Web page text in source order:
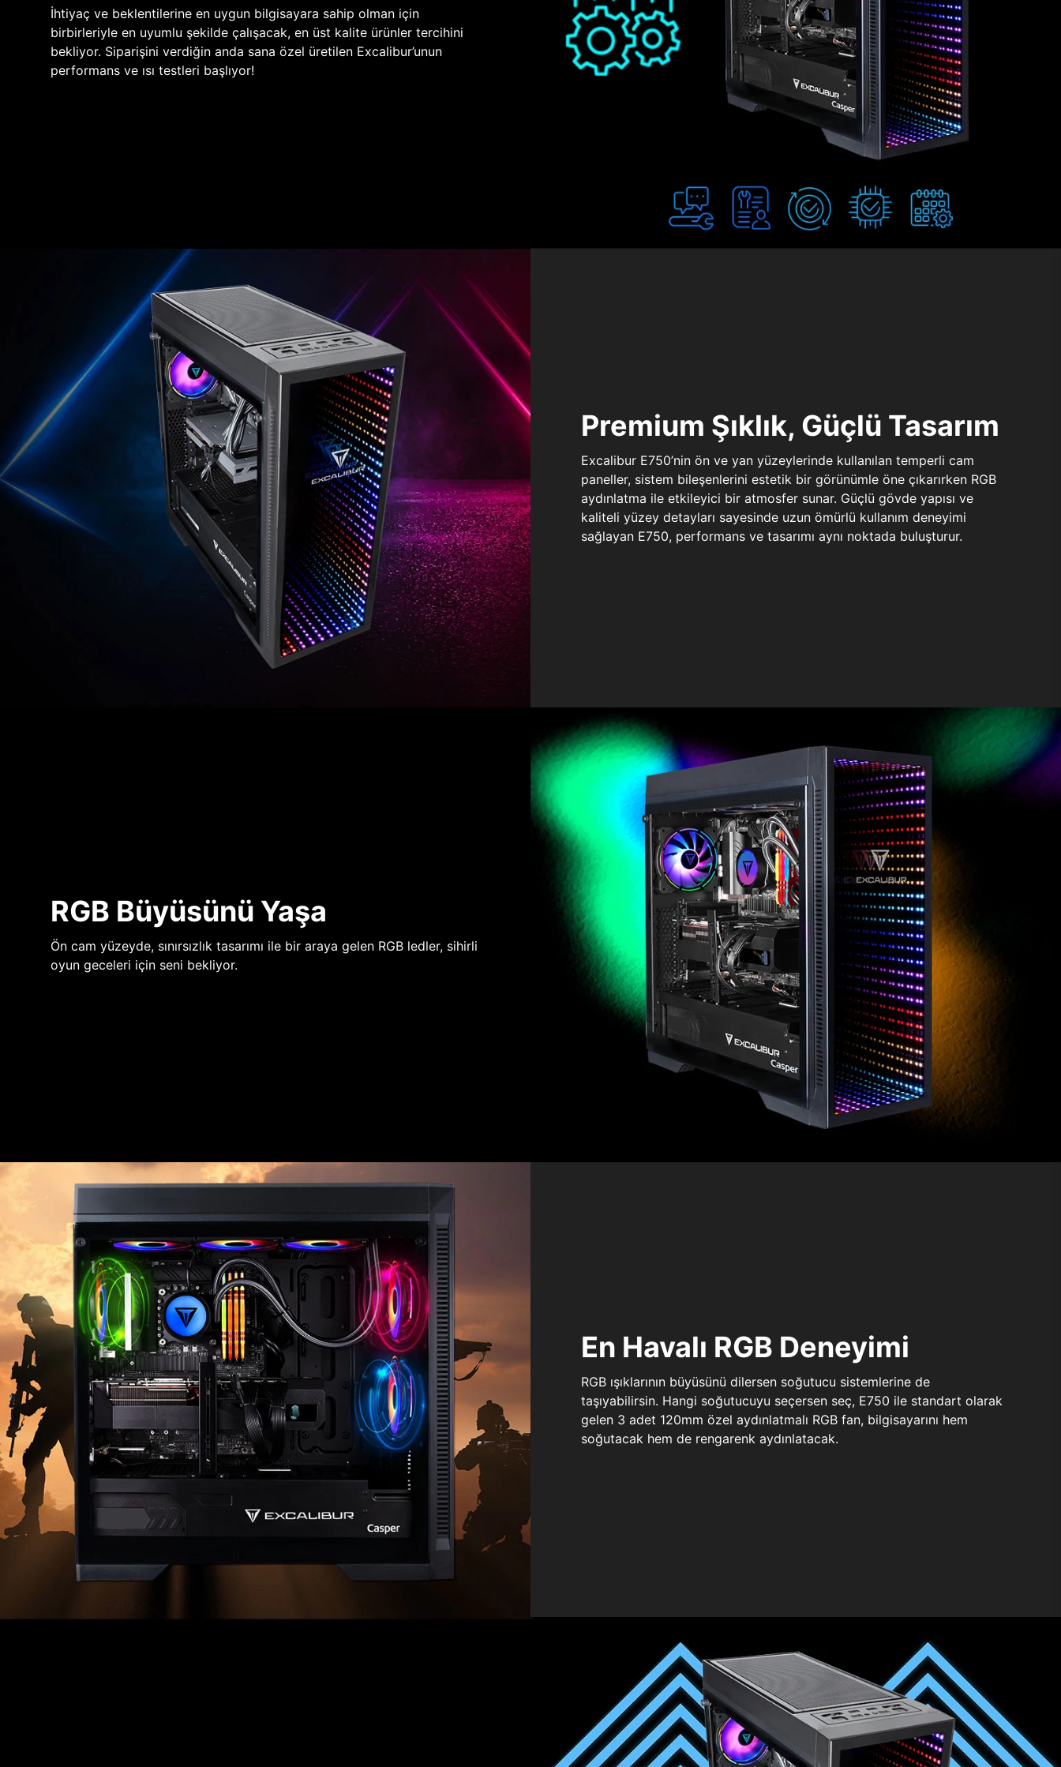
İhtiyaç ve beklentilerine en uygun bilgisayara sahip olman için
birbirleriyle en uyumlu şekilde çalışacak, en üst kalite ürünler tercihini
bekliyor. Siparişini verdiğin anda sana özel üretilen Excalibur’unun
performans ve ısı testleri başlıyor!
Premium Şıklık, Güçlü Tasarım
Excalibur E750’nin ön ve yan yüzeylerinde kullanılan temperli cam
paneller, sistem bileşenlerini estetik bir görünümle öne çıkarırken RGB
aydınlatma ile etkileyici bir atmosfer sunar. Güçlü gövde yapısı ve
kaliteli yüzey detayları sayesinde uzun ömürlü kullanım deneyimi
sağlayan E750, performans ve tasarımı aynı noktada buluşturur.
RGB Büyüsünü Yaşa
Ön cam yüzeyde, sınırsızlık tasarımı ile bir araya gelen RGB ledler, sihirli
oyun geceleri için seni bekliyor.
En Havalı RGB Deneyimi
RGB ışıklarının büyüsünü dilersen soğutucu sistemlerine de
taşıyabilirsin. Hangi soğutucuyu seçersen seç, E750 ile standart olarak
gelen 3 adet 120mm özel aydınlatmalı RGB fan, bilgisayarını hem
soğutacak hem de rengarenk aydınlatacak.